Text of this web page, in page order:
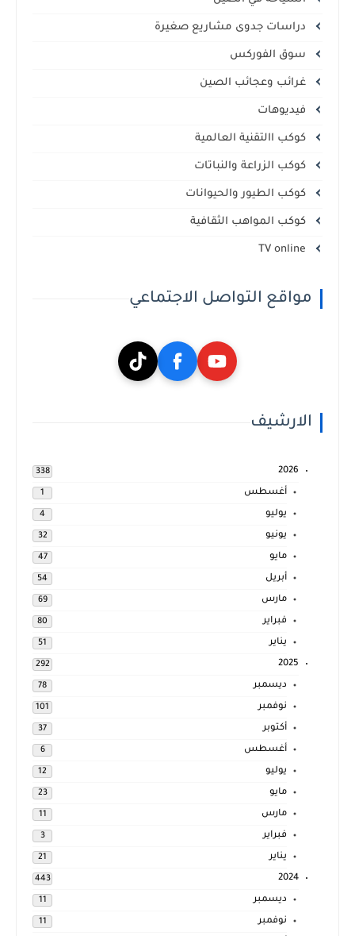
دراسات جدوى مشاريع صغيرة
سوق الفوركس
غرائب وعجائب الصين
فيديوهات
كوكب االتقنية العالمية
كوكب الزراعة والنباتات
كوكب الطيور والحيوانات
كوكب المواهب الثقافية
مواقع التواصل الاجتماعي
الارشيف
2026
338
أغسطس 1
يوليو 4
يونيو 32
مايو 47
أبريل 54
مارس 69
فبراير 80
يناير 51
2025
292
ديسمبر 78
نوفمبر 101
أكتوبر 37
أغسطس 6
يوليو 12
مايو 23
مارس 11
فبراير 3
يناير 21
2024
443
ديسمبر 11
نوفمبر 11